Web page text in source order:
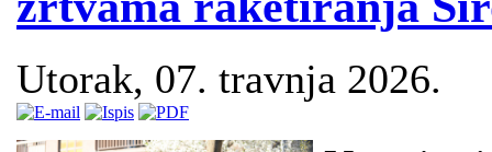
Utorak, 07. travnja 2026.